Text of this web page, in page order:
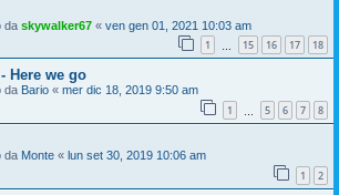
da skywalker67 « ven gen 01, 2021 10:03 am
1 15 16 17 18
Here we go
da Bario « mer dic 18, 2019 9:50 am
1 5 6 7 8
da Monte « lun set 30, 2019 10:06 am
1 2